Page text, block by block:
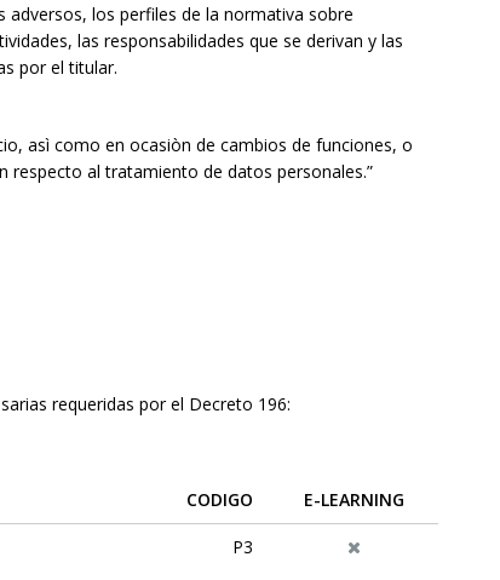
los perfiles de la normativa sobre
las responsabilidades que se derivan y las
por el titular.
asì como en ocasiòn de cambios de funciones, o
al tratamiento de datos personales.”
requeridas por el Decreto 196:
CODIGO
E-LEARNING
P3